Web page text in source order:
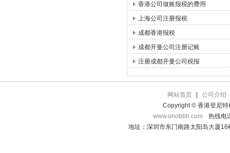
香港公司做账报税的费用
上海公司注册报税
成都香港报税
成都开曼公司注册记账
注册成都开曼公司税报
网站首页
公司介绍
Copyright © 香港登尼特
www.onobbb.com
热线电
地址：深圳市东门南路太阳岛大厦